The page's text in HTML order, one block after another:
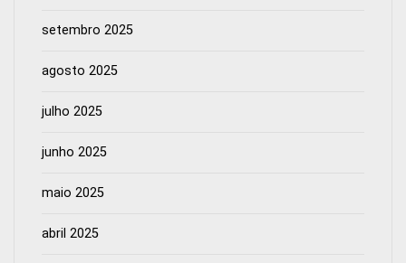
setembro 2025
agosto 2025
julho 2025
junho 2025
maio 2025
abril 2025